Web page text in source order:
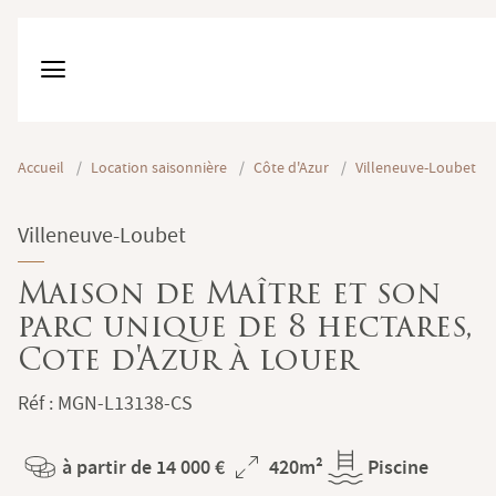
Accueil / Location saisonnière / Côte d'Azur / Villeneuve-Loubet
Villeneuve-Loubet
Maison de Maître et son
parc unique de 8 hectares,
Cote d'Azur à louer
Réf : MGN-L13138-CS
Prix
à partir de 14 000 €
Superficie
420m²
Piscine